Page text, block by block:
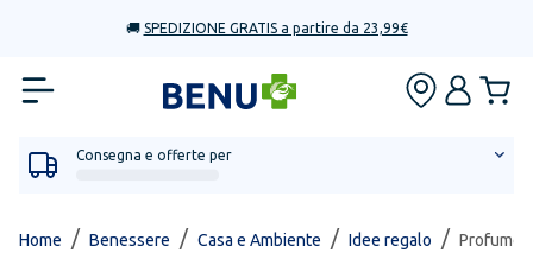
🚚 SPEDIZIONE GRATIS a partire da 23,99€
Consegna e offerte per
Home / Benessere / Casa e Ambiente / Idee regalo / Profumo